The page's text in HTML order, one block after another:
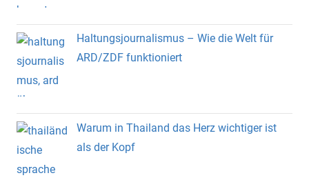
Haltungsjournalismus – Wie die Welt für
ARD/ZDF funktioniert
Warum in Thailand das Herz wichtiger ist
als der Kopf